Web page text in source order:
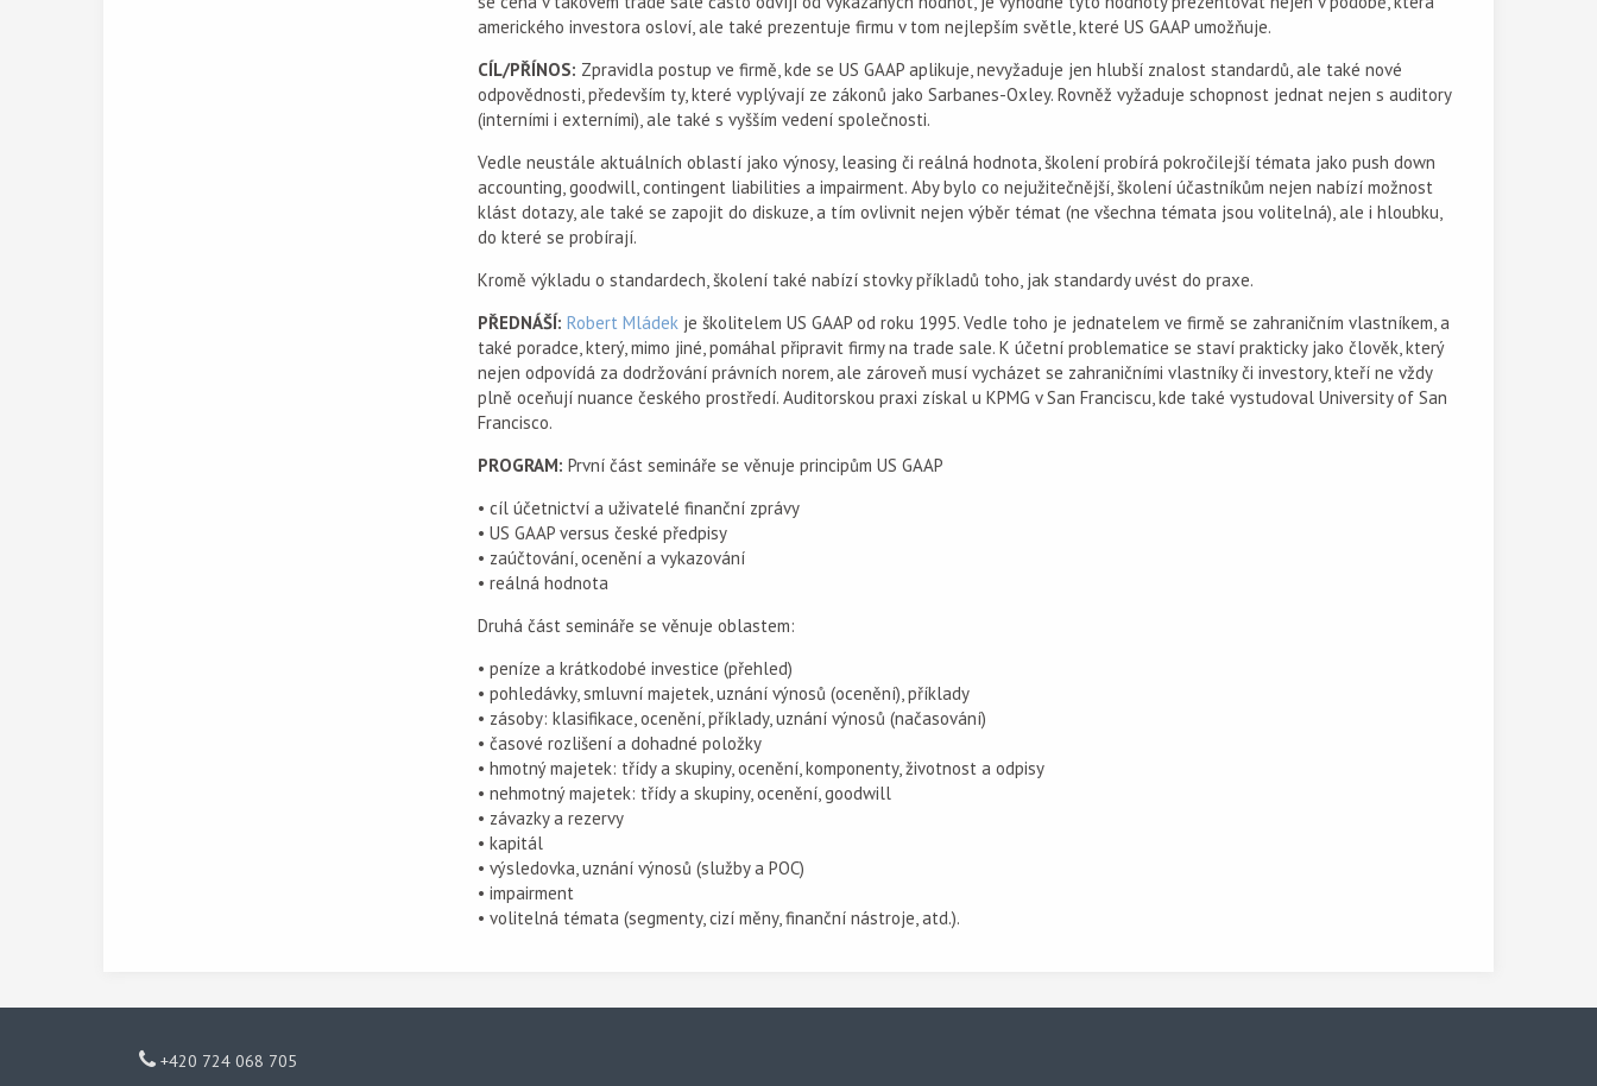
amerického investora osloví, ale také prezentuje firmu v tom nejlepším světle, které US GAAP umožňuje.
CÍL/PŘÍNOS: Zpravidla postup ve firmě, kde se US GAAP aplikuje, nevyžaduje jen hlubší znalost standardů, ale také nové
odpovědnosti, především ty, které vyplývají ze zákonů jako Sarbanes-Oxley. Rovněž vyžaduje schopnost jednat nejen s auditory
(interními i externími), ale také s vyšším vedení společnosti.
Vedle neustále aktuálních oblastí jako výnosy, leasing či reálná hodnota, školení probírá pokročilejší témata jako push down
accounting, goodwill, contingent liabilities a impairment. Aby bylo co nejužitečnější, školení účastníkům nejen nabízí možnost
klást dotazy, ale také se zapojit do diskuze, a tím ovlivnit nejen výběr témat (ne všechna témata jsou volitelná), ale i hloubku,
do které se probírají.
Kromě výkladu o standardech, školení také nabízí stovky příkladů toho, jak standardy uvést do praxe.
PŘEDNÁŠÍ: Robert Mládek je školitelem US GAAP od roku 1995. Vedle toho je jednatelem ve firmě se zahraničním vlastníkem, a
také poradce, který, mimo jiné, pomáhal připravit firmy na trade sale. K účetní problematice se staví prakticky jako člověk, který
nejen odpovídá za dodržování právních norem, ale zároveň musí vycházet se zahraničními vlastníky či investory, kteří ne vždy
plně oceňují nuance českého prostředí. Auditorskou praxi získal u KPMG v San Franciscu, kde také vystudoval University of San
Francisco.
PROGRAM: První část semináře se věnuje principům US GAAP
• cíl účetnictví a uživatelé finanční zprávy
• US GAAP versus české předpisy
• zaúčtování, ocenění a vykazování
• reálná hodnota
Druhá část semináře se věnuje oblastem:
• peníze a krátkodobé investice (přehled)
• pohledávky, smluvní majetek, uznání výnosů (ocenění), příklady
• zásoby: klasifikace, ocenění, příklady, uznání výnosů (načasování)
• časové rozlišení a dohadné položky
• hmotný majetek: třídy a skupiny, ocenění, komponenty, životnost a odpisy
• nehmotný majetek: třídy a skupiny, ocenění, goodwill
• závazky a rezervy
• kapitál
• výsledovka, uznání výnosů (služby a POC)
• impairment
• volitelná témata (segmenty, cizí měny, finanční nástroje, atd.).
+420 724 068 705